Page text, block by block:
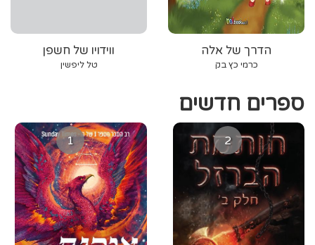
ווידויו של חשפן
טל ליפשין
הדרך של אלה
כרמי כץ בק
ספרים חדשים
1 2